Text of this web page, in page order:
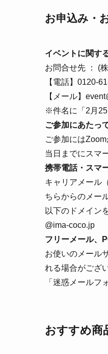
お申込み・
イベントに関す
お問合せ先 ： (
【電話】0120-
【メール】
※件名に「2月
ご参加にあたっ
ご参加にはZoom
当日までにスマ
携帯電話・スマ
キャリアメール
ちらからのメー
以下のドメイン
@ima-coco.jp
フリーメール、
お使いのメール
れる場合がござ
「迷惑メールフ
おすすめ商